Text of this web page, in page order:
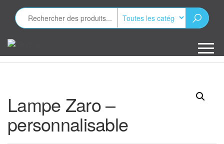
contenu
publicitaires
Lampe Zaro –
personnalisable